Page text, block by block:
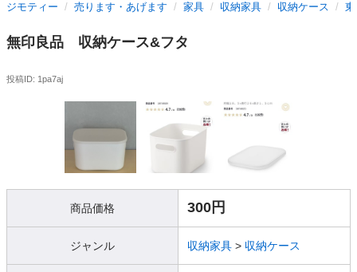
ジモティー 売ります・あげます 家具 収納家具 収納ケース
無印良品 収納ケース&フタ
投稿ID: 1pa7aj
商品価格 300円
ジャンル 収納家具 > 収納ケース